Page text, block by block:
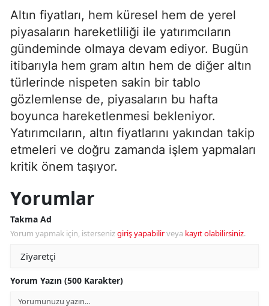
Altın fiyatları, hem küresel hem de yerel
piyasaların hareketliliği ile yatırımcıların
gündeminde olmaya devam ediyor. Bugün
itibarıyla hem gram altın hem de diğer altın
türlerinde nispeten sakin bir tablo
gözlemlense de, piyasaların bu hafta
boyunca hareketlenmesi bekleniyor.
Yatırımcıların, altın fiyatlarını yakından takip
etmeleri ve doğru zamanda işlem yapmaları
kritik önem taşıyor.
Yorumlar
Takma Ad
Yorum yapmak için, istersenizgiriş yapabilirveya kayıt olabilirsiniz.
Yorum Yazın (500 Karakter)